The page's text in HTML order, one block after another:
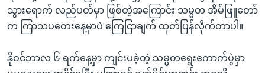
သွားရောက် လည်ပတ်မှာ ဖြစ်တဲ့အကြောင်း သမ္မတ အိမ်ဖြူတော်
က ကြာသပတေးနေ့မှာပဲ ကြေငြာချက် ထုတ်ပြန်လိုက်တာပါ။
နိုဝင်ဘာလ ၆ ရက်နေ့မှာ ကျင်းပခဲ့တဲ့ သမ္မတရွေးကောက်ပွဲမှာ